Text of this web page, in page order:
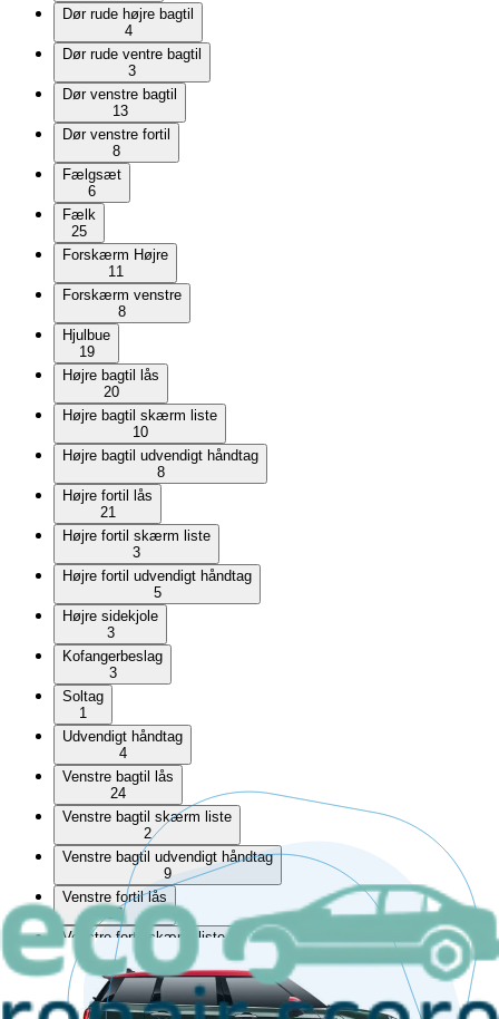
Dør rude højre bagtil
4
Dør rude ventre bagtil
3
Dør venstre bagtil
13
Dør venstre fortil
8
Fælgsæt
6
Fælk
25
Forskærm Højre
11
Forskærm venstre
8
Hjulbue
19
Højre bagtil lås
20
Højre bagtil skærm liste
10
Højre bagtil udvendigt håndtag
8
Højre fortil lås
21
Højre fortil skærm liste
3
Højre fortil udvendigt håndtag
5
Højre sidekjole
3
Kofangerbeslag
3
Soltag
1
Udvendigt håndtag
4
Venstre bagtil lås
24
Venstre bagtil skærm liste
2
Venstre bagtil udvendigt håndtag
9
Venstre fortil lås
17
Venstre fortil skærm liste
Venstre fortil udvendigt håndtag
9